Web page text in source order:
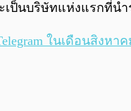
เป็นบริษัทแห่งแรกที่น
ในเดือนสิงหาค